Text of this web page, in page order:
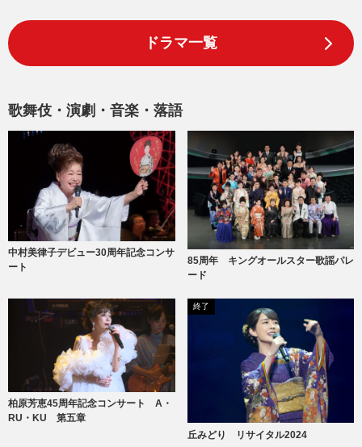
ドラマ一覧
歌舞伎・演劇・音楽・落語
中村美律子デビュー30周年記念コンサ
ート
85周年 キングオールスター歌謡パレ
ード
柏原芳恵45周年記念コンサート A・
RU・KU 第五章
終了
丘みどり リサイタル2024